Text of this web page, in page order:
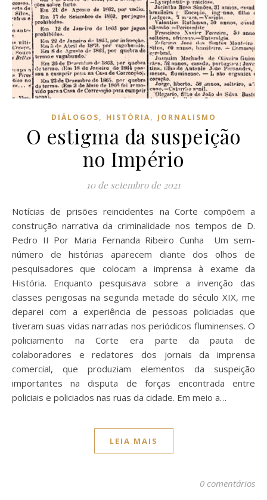
DIÁLOGOS, HISTÓRIA, JORNALISMO
O estigma da suspeição
no Império
10 de setembro de 2021
Notícias de prisões reincidentes na Corte compõem a
construção narrativa da criminalidade nos tempos de D.
Pedro II Por Maria Fernanda Ribeiro Cunha Um sem-
número de histórias aparecem diante dos olhos de
pesquisadores que colocam a imprensa à exame da
História. Enquanto pesquisava sobre a invenção das
classes perigosas na segunda metade do século XIX, me
deparei com a experiência de pessoas policiadas que
tiveram suas vidas narradas nos periódicos fluminenses. O
policiamento na Corte era parte da pauta de
colaboradores e redatores dos jornais da imprensa
comercial, que produziam elementos da suspeição
importantes na disputa de forças encontrada entre
policiais e policiados nas ruas da cidade. Em meio a…
LEIA MAIS
0 comentários